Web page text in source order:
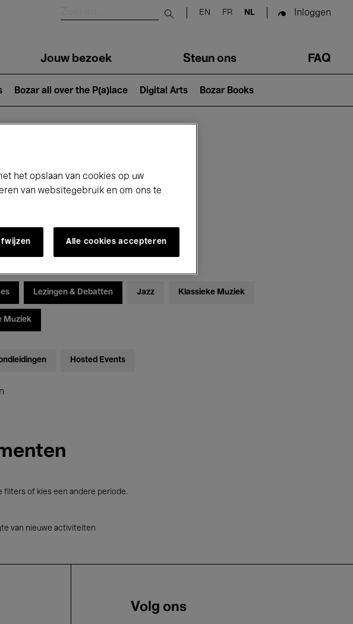
Submit search
EN FR NL Inloggen
Jouw bezoek Steun ons FAQ
Bozar all over the P(a)lace Digital Arts Bozar Books
2026
Lezingen & Debatten Jazz Klassieke Muziek
Muziek
Hosted Events
filters of kies een andere periode.
van nieuwe activiteiten
Volg ons
het opslaan van cookies op uw
van websitegebruik en om ons te
Alle cookies accepteren